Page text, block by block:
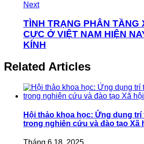
Next
TÌNH TRẠNG PHÂN TẦNG
CỰC Ở VIỆT NAM HIỆN
KÍNH
Related Articles
Hội thảo khoa học: Ứng dụng trí
trong nghiên cứu và đào tạo Xã